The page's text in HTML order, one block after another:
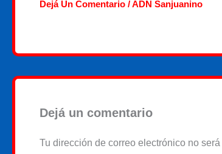
Dejá Un Comentario /ADN Sanjuanino
Dejá un comentario
Tu dirección de correo electrónico no